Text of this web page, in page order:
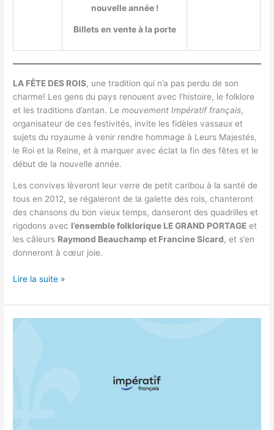
nouvelle année !
Billets en vente à la porte
LA FÊTE DES ROIS, une tradition qui n’a pas perdu de son
charme! Les gens du pays renouent avec l’histoire, le folklore
et les traditions d’antan. Lemouvement Impératif français,
organisateur de ces festivités, invite les fidèles vassaux et
sujets du royaume à venir rendre hommage à Leurs Majestés,
le Roi et la Reine, et à marquer avec éclat la fin des fêtes et le
début de la nouvelle année.
Les convives lèveront leur verre de petit caribou à la santé de
tous en 2012, se régaleront de la galette des rois, chanteront
des chansons du bon vieux temps, danseront des quadrilles et
rigodons avec l’ensemble folklorique LE GRAND PORTAGE et
les câleurs Raymond Beauchamp et Francine Sicard, et s’en
donneront à cœur joie.
Lire la suite »